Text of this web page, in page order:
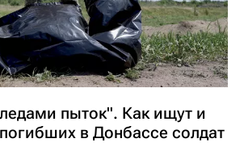
пыток". Как ищут и
в Донбассе солдат